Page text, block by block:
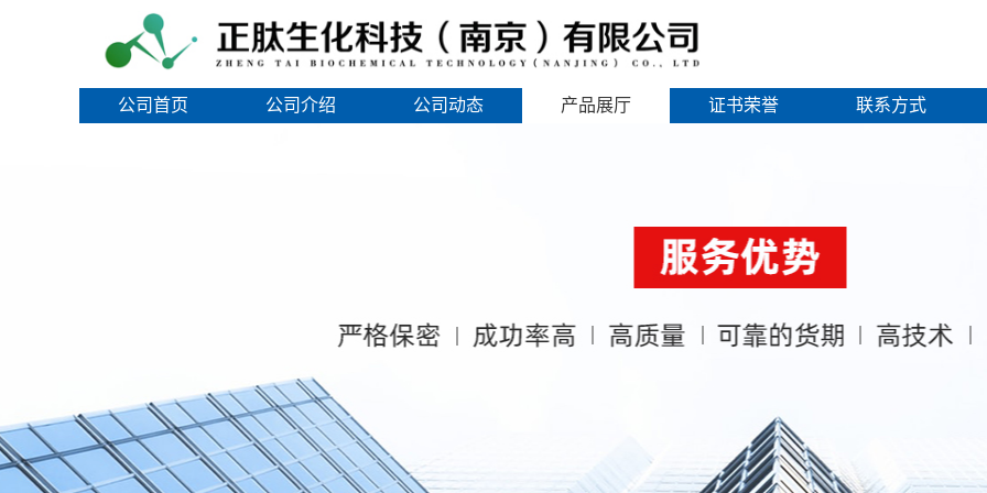
公司首页 公司介绍 公司动态 产品展厅 证书荣誉 联系方式